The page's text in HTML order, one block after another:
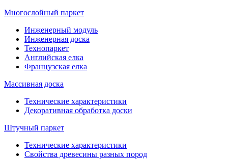
Многослойный паркет
Инженерный модуль
Инженерная доска
Технопаркет
Английская елка
Французская елка
Массивная доска
Технические характеристики
Декоративная обработка доски
Штучный паркет
Технические характеристики
Свойства древесины разных пород